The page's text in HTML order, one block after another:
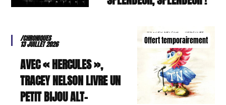
Offert temporairement
/CHRONIQUES
13 JUILLET 2026
AVEC « HERCULES »,
TRACEY NELSON LIVRE UN
PETIT BIJOU ALT-